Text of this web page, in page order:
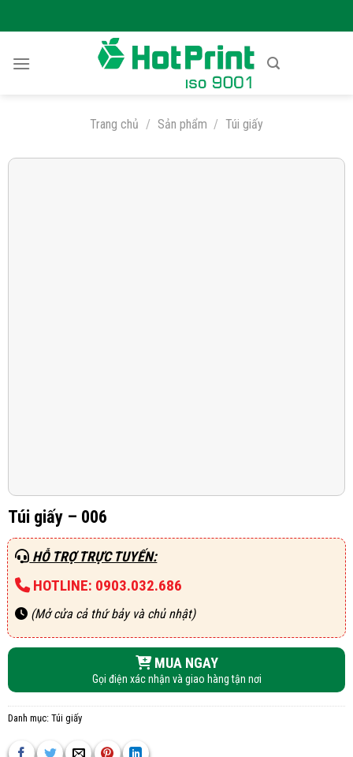
to
Trang chủ / Sản phẩm / Túi giấy
Túi giấy – 006
HỖ TRỢ TRỰC TUYẾN:
HOTLINE: 0903.032.686
(Mở cửa cả thứ bảy và chủ nhật)
MUA NGAY
Gọi điện xác nhận và giao hàng tận nơi
Danh mục: Túi giấy